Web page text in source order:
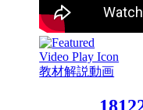
教材解説動画